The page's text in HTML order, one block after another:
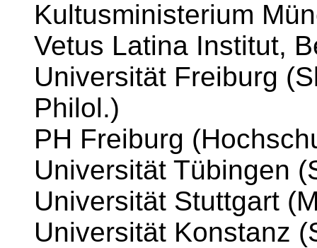
Kultusministerium
Vetus Latina Institut,
Universität Freiburg
Philol.)
PH Freiburg
Universität Tübingen
Universität Stuttgart
Universität Konstanz